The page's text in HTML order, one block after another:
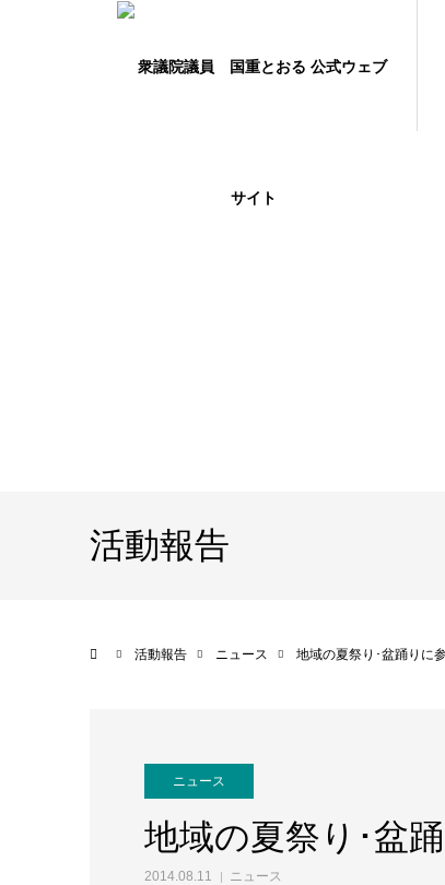
活動報告
活動報告 ニュース 地域の夏祭り･盆踊りに
ニュース
地域の夏祭り･盆
2014.08.11 ニュース